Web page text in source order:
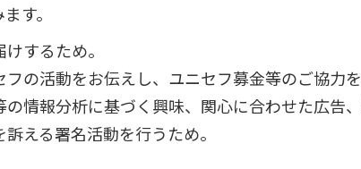
す。
するため。
の活動をお伝えし、ユニセフ募金等のご協力
情報分析に基づく興味、関心に合わせた広告
える署名活動を行うため。